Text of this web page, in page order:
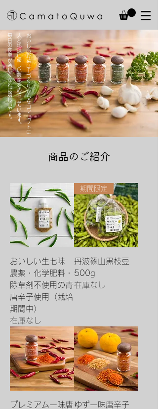
お
い
し
い
野
菜
は
土
づ
く
り
か
ら
を
コ
ン
セ
プ
ト
に
人
と
地
球
に
優
し
い
農
家
を
め
ざ
し
て
い
ま
す
。
​毎日の食卓が楽しくなれば嬉しいです。
商品のご紹介
おいしい生七味
農薬・化学肥料・
除草剤不使用の青
唐辛子使用（栽培
期間中）
在庫なし
期間限定
丹波篠山黒枝豆
500g
在庫なし
プレミアム一味唐 ゆず一味唐辛子